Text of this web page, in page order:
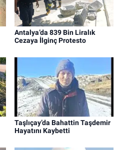
Antalya’da 839 Bin Liralık
Cezaya İlginç Protesto
Taşlıçay’da Bahattin Taşdemir
Hayatını Kaybetti